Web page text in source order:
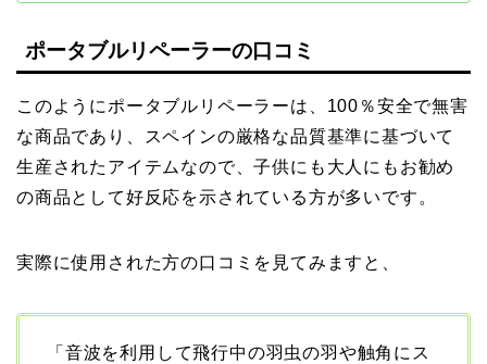
ポータブルリペーラーの口コミ
このようにポータブルリペーラーは、100％安全で無害
な商品であり、スペインの厳格な品質基準に基づいて
生産されたアイテムなので、子供にも大人にもお勧め
の商品として好反応を示されている方が多いです。
実際に使用された方の口コミを見てみますと、
「音波を利用して飛行中の羽虫の羽や触角にス